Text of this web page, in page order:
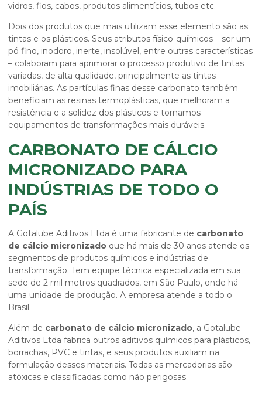
vidros, fios, cabos, produtos alimentícios, tubos etc.
Dois dos produtos que mais utilizam esse elemento são as
tintas e os plásticos. Seus atributos físico-químicos – ser um
pó fino, inodoro, inerte, insolúvel, entre outras características
– colaboram para aprimorar o processo produtivo de tintas
variadas, de alta qualidade, principalmente as tintas
imobiliárias. As partículas finas desse carbonato também
beneficiam as resinas termoplásticas, que melhoram a
resistência e a solidez dos plásticos e tornamos
equipamentos de transformações mais duráveis.
CARBONATO DE CÁLCIO
MICRONIZADO PARA
INDÚSTRIAS DE TODO O
PAÍS
A Gotalube Aditivos Ltda é uma fabricante de carbonato
de cálcio micronizado que há mais de 30 anos atende os
segmentos de produtos químicos e indústrias de
transformação. Tem equipe técnica especializada em sua
sede de 2 mil metros quadrados, em São Paulo, onde há
uma unidade de produção. A empresa atende a todo o
Brasil.
Além de carbonato de cálcio micronizado, a Gotalube
Aditivos Ltda fabrica outros aditivos químicos para plásticos,
borrachas, PVC e tintas, e seus produtos auxiliam na
formulação desses materiais. Todas as mercadorias são
atóxicas e classificadas como não perigosas.